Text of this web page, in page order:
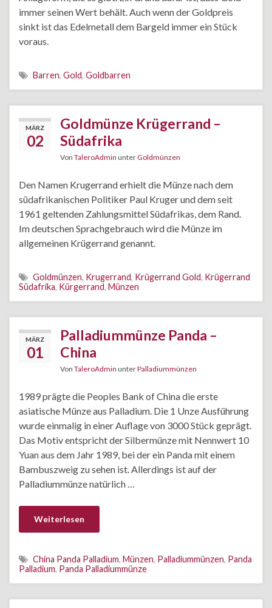
immer seinen Wert behält. Auch wenn der Goldpreis
sinkt ist das Edelmetall dem Bargeld immer ein Stück
voraus.
Barren, Gold, Goldbarren
MÄRZ
02
Goldmünze Krügerrand –
Südafrika
Von TaleroAdmin unter Goldmünzen
Den Namen Krugerrand erhielt die Münze nach dem
südafrikanischen Politiker Paul Kruger und dem seit
1961 geltenden Zahlungsmittel Südafrikas, dem Rand.
Im deutschen Sprachgebrauch wird die Münze im
allgemeinen Krügerrand genannt.
Goldmünzen, Krugerrand, Krügerrand Gold, Krügerrand
Südafrika, Kürgerrand, Münzen
MÄRZ
01
Palladiummünze Panda –
China
Von TaleroAdmin unterPalladiummünzen
1989 prägte die Peoples Bank of China die erste
asiatische Münze aus Palladium. Die 1 Unze Ausführung
wurde einmalig in einer Auflage von 3000 Stück geprägt.
Das Motiv entspricht der Silbermünze mit Nennwert 10
Yuan aus dem Jahr 1989, bei der ein Panda mit einem
Bambuszweig zu sehen ist. Allerdings ist auf der
Palladiummünze natürlich …
Weiterlesen
China Panda Palladium, Münzen, Palladiummünzen, Panda
Palladium, Panda Palladiummünze